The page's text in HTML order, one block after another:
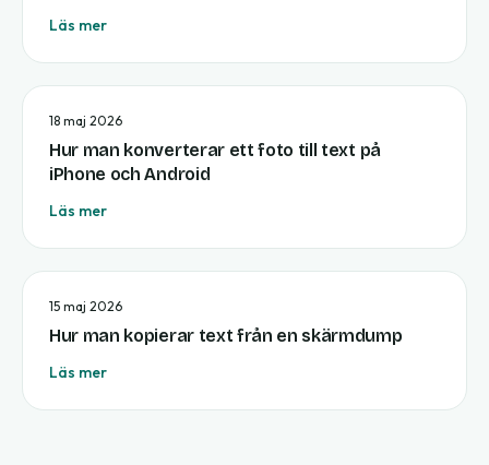
Läs mer
18 maj 2026
Hur man konverterar ett foto till text på
iPhone och Android
Läs mer
15 maj 2026
Hur man kopierar text från en skärmdump
Läs mer